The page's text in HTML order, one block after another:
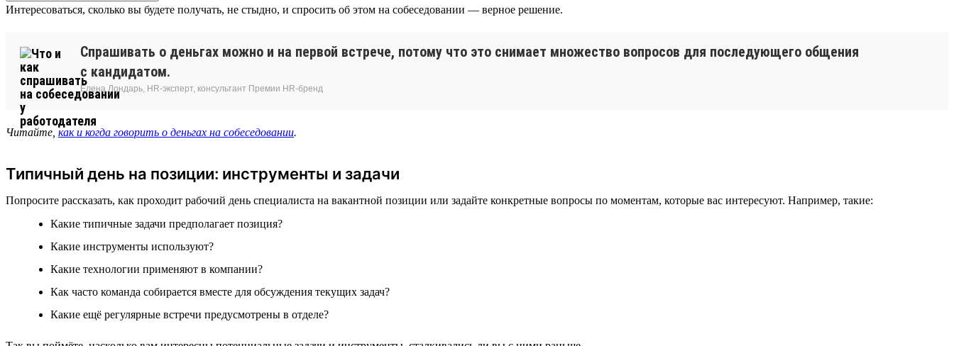
Интересоваться, сколько вы будете получать, не стыдно, и спросить об этом на собеседовании — верное решение.
Спрашивать о деньгах можно и на первой встрече, потому что это снимает множество вопросов для последующего общения
с кандидатом.
Елена Лондарь, HR-эксперт, консультант Премии HR-бренд
Читайте, как и когда говорить о деньгах на собеседовании.
Типичный день на позиции: инструменты и задачи
Попросите рассказать, как проходит рабочий день специалиста на вакантной позиции или задайте конкретные вопросы по моментам, которые вас интересуют. Например, такие:
Какие типичные задачи предполагает позиция?
Какие инструменты используют?
Какие технологии применяют в компании?
Как часто команда собирается вместе для обсуждения текущих задач?
Какие ещё регулярные встречи предусмотрены в отделе?